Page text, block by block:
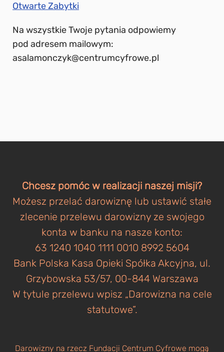
Otwarte Zabytki
Na wszystkie Twoje pytania odpowiemy
pod adresem mailowym:
asalamonczyk@centrumcyfrowe.pl
Chcesz pomóc w realizacji naszej misji?
Możesz przelać darowiznę lub ustawić stałe
zlecenie przelewu darowizny ze swojego
konta w banku na nasze konto:
63 1240 1040 1111 0010 8992 5604
Bank Polska Kasa Opieki Spółka Akcyjna, ul.
Grzybowska 53/57, 00-844 Warszawa
W tytule przelewu wpisz „Darowizna na cele
statutowe”.
Darowizny na rzecz Fundacji Centrum Cyfrowe mogą